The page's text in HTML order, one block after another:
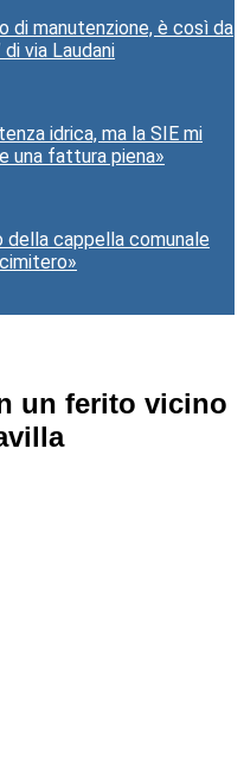
di manutenzione, è così da
di via Laudani
idrica, ma la SIE mi
una fattura piena»
della cappella comunale
un ferito vicino